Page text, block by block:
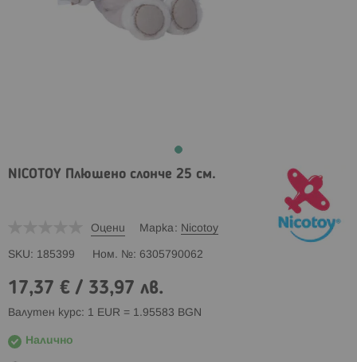
NICOTOY Плюшено слонче 25 см.
Оцени Марка Nicotoy
SKU 185399 Ном. № 6305790062
17,37 € / 33,97 лв.
Валутен курс: 1 EUR = 1.95583 BGN
Налично